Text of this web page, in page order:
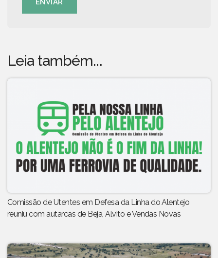
ENVIAR
Leia também...
Comissão de Utentes em Defesa da Linha do Alentejo
reuniu com autarcas de Beja, Alvito e Vendas Novas